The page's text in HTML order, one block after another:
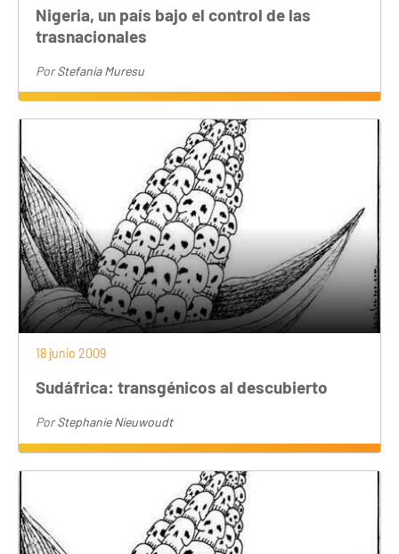
Nigeria, un país bajo el control de las
trasnacionales
PorStefania Muresu
18 junio 2009
Sudáfrica: transgénicos al descubierto
PorStephanie Nieuwoudt